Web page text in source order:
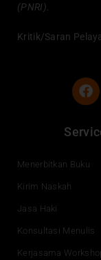
(PNRI).
Kritik/Saran
F
a
e
b
o
Menerbitkan Buku
Kirim Naskah
Jasa Haki
Konsultasi Menulis
Kerjasama